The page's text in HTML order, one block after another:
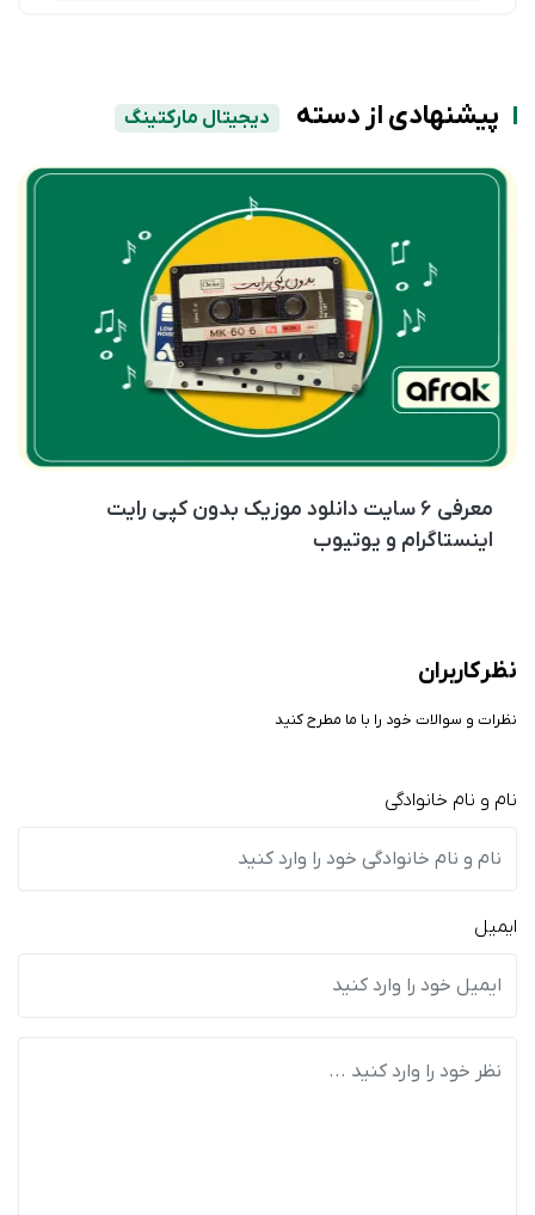
پیشنهادی از دسته دیجیتال مارکتینگ
معرفی ۶ سایت دانلود موزیک بدون کپی رایت
اینستاگرام و یوتیوب
نظر کاربران
نظرات و سوالات خود را با ما مطرح کنید
نام و نام خانوادگی
ایمیل